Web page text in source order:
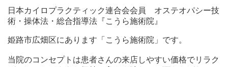
日本カイロプラクティック連合会会員 オステオパシー技
術・操体法・総合指導法『こうら施術院』
姫路市広畑区にあります「こうら施術院」です。
当院のコンセプトは患者さんの来店しやすい価格でリラク